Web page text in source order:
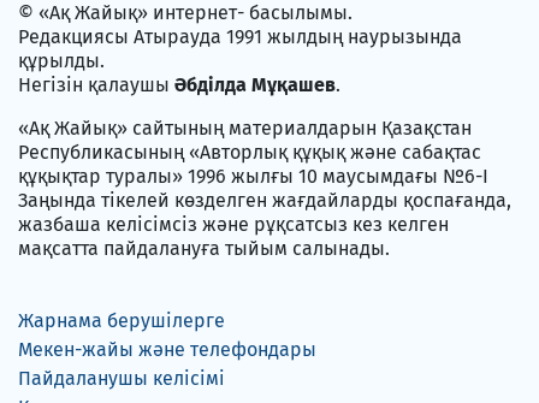
© «Ақ Жайық» интернет- басылымы.
Редакциясы Атырауда 1991 жылдың наурызында
құрылды.
Негізін қалаушы Әбділда Мұқашев.
«Ақ Жайық» сайтының материалдарын Қазақстан
Республикасының «Авторлық құқық және сабақтас
құқықтар туралы» 1996 жылғы 10 маусымдағы №6-I
Заңында тікелей көзделген жағдайларды қоспағанда,
жазбаша келісімсіз және рұқсатсыз кез келген
мақсатта пайдалануға тыйым салынады.
Жарнама берушілерге
Мекен-жайы және телефондары
Пайдаланушы келісімі